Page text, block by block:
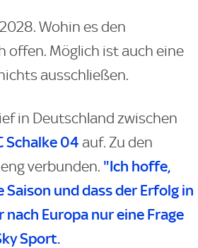
Wohin es den
offen. Möglich ist auch eine
ausschließen.
in Deutschland zwischen
Schalke 04 auf. Zu den
verbunden. "Ich hoffe,
und dass der Erfolg in
Europa nur eine Frage
Sport.